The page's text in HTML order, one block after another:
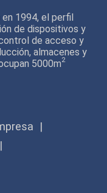
1994, el perfil
de dispositivos y
de acceso y
almacenes y
5000m2